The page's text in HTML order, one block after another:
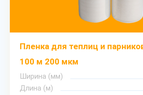
Пленка для теплиц и
100 м 200 мкм
Ширина (мм)
Длина (м)